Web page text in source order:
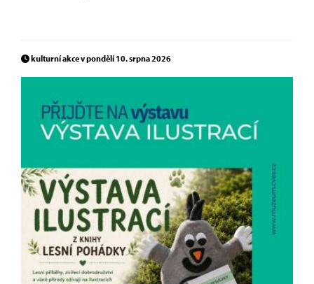
kulturní akce v pondělí 10. srpna 2026